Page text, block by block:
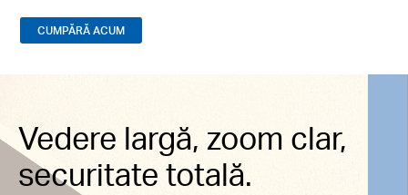
CUMPĂRĂ ACUM
Vedere largă, zoom clar,
securitate totală.